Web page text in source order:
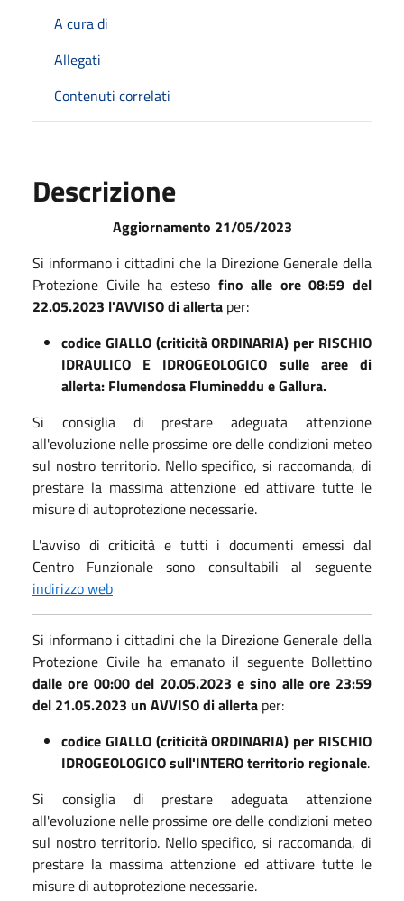
A cura di
Allegati
Contenuti correlati
Descrizione
Aggiornamento 21/05/2023
Si informano i cittadini che la Direzione Generale della
Protezione Civile ha esteso fino alle ore 08:59 del
22.05.2023 l'AVVISO di allerta per:
codice GIALLO (criticità ORDINARIA) per RISCHIO
IDRAULICO E IDROGEOLOGICO sulle aree di
allerta: Flumendosa Flumineddu e Gallura.
Si consiglia di prestare adeguata attenzione
all'evoluzione nelle prossime ore delle condizioni meteo
sul nostro territorio. Nello specifico, si raccomanda, di
prestare la massima attenzione ed attivare tutte le
misure di autoprotezione necessarie.
L'avviso di criticità e tutti i documenti emessi dal
Centro Funzionale sono consultabili al seguente
indirizzo web
Si informano i cittadini che la Direzione Generale della
Protezione Civile ha emanato il seguente Bollettino
dalle ore 00:00 del 20.05.2023 e sino alle ore 23:59
del 21.05.2023 un AVVISO di allerta per:
codice GIALLO (criticità ORDINARIA) per RISCHIO
IDROGEOLOGICO sull'INTERO territorio regionale.
Si consiglia di prestare adeguata attenzione
all'evoluzione nelle prossime ore delle condizioni meteo
sul nostro territorio. Nello specifico, si raccomanda, di
prestare la massima attenzione ed attivare tutte le
misure di autoprotezione necessarie.